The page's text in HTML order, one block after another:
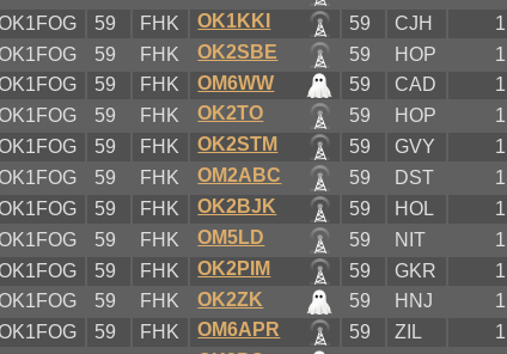
59 FHK OK1KKI 59 CJH 1
59 FHK OK2SBE 59 HOP
1
59 FHK OM6WW 59 CAD
1
59 FHK OK2TO 59 HOP
1
59 FHK OK2STM 59 GVY 1
59 FHK OM2ABC 59 DST
1
59 FHK OK2BJK 59 HOL
1
59 FHK OM5LD 59 NIT
1
59 FHK OK2PIM 59 GKR
1
59 FHK OK2ZK 59 HNJ 1
59 FHK OM6APR 59 ZIL 1